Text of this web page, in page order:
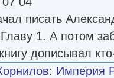
писать
1. А потом
дописывал
: Империя